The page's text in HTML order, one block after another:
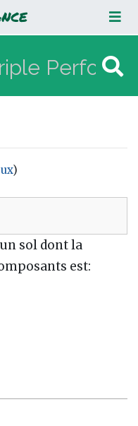
)
sol dont la
est: